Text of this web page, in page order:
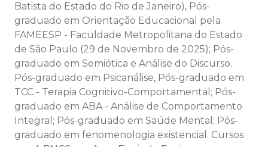
Batista do Estado do Rio de Janeiro), Pós-
graduado em Orientação Educacional pela
FAMEESP - Faculdade Metropolitana do Estado
de São Paulo (29 de Novembro de 2025); Pós-
graduado em Semiótica e Análise do Discurso.
Pós-graduado em Psicanálise, Pós-graduado em
TCC - Terapia Cognitivo-Comportamental; Pós-
graduado em ABA - Análise de Comportamento
Integral; Pós-graduado em Saúde Mental; Pós-
graduado em fenomenologia existencial. Cursos